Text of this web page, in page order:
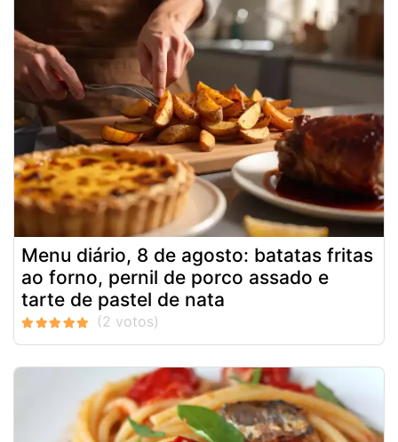
Menu diário, 8 de agosto: batatas fritas
ao forno, pernil de porco assado e
tarte de pastel de nata